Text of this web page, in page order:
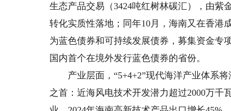
生态产品交易（3424吨红树林碳汇），由紫
转化实质性落地；同年10月，海南又在香港
为蓝色债券和可持续发展债券，募集资金专
国内首个在境外发行蓝色债券的省份。
产业层面，“5+4+2”现代海洋产业体系将
之首：近海风电技术开发潜力超过2000万